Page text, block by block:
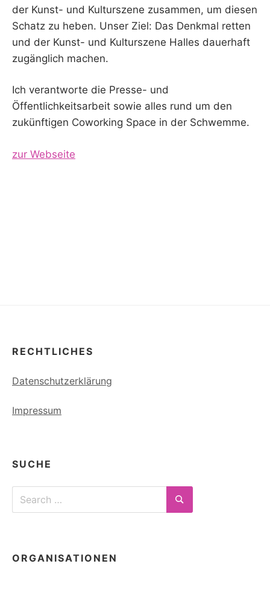
der Kunst- und Kulturszene zusammen, um diesen
Schatz zu heben. Unser Ziel: Das Denkmal retten
und der Kunst- und Kulturszene Halles dauerhaft
zugänglich machen.
Ich verantworte die Presse- und
Öffentlichkeitsarbeit sowie alles rund um den
zukünftigen Coworking Space in der Schwemme.
zur Webseite
RECHTLICHES
Datenschutzerklärung
Impressum
SUCHE
Search
Search
ORGANISATIONEN